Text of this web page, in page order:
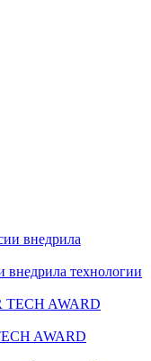
внедрила технологии
AWARD